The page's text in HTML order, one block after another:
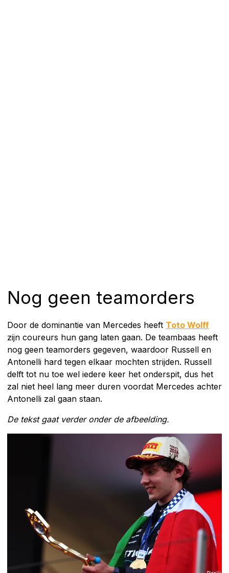
Nog geen teamorders
Door de dominantie van Mercedes heeft Toto Wolff
zijn coureurs hun gang laten gaan. De teambaas heeft
nog geen teamorders gegeven, waardoor Russell en
Antonelli hard tegen elkaar mochten strijden. Russell
delft tot nu toe wel iedere keer het onderspit, dus het
zal niet heel lang meer duren voordat Mercedes achter
Antonelli zal gaan staan.
De tekst gaat verder onder de afbeelding.